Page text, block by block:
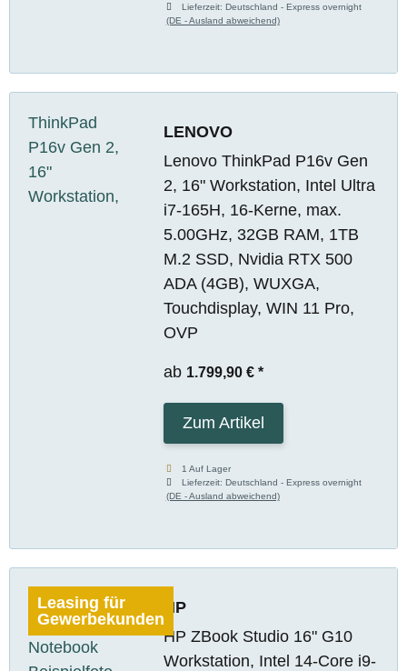
Lieferzeit:Deutschland - Express overnight
(DE - Ausland abweichend)
LENOVO
Lenovo ThinkPad P16v Gen
2, 16" Workstation, Intel Ultra
i7-165H, 16-Kerne, max.
5.00GHz, 32GB RAM, 1TB
M.2 SSD, Nvidia RTX 500
ADA (4GB), WUXGA,
Touchdisplay, WIN 11 Pro,
OVP
ab 1.799,90 € *
Zum Artikel
1 Auf Lager
Lieferzeit:Deutschland - Express overnight
(DE - Ausland abweichend)
Leasing für
Gewerbekunden
HP
HP ZBook Studio 16" G10
Workstation, Intel 14-Core i9-